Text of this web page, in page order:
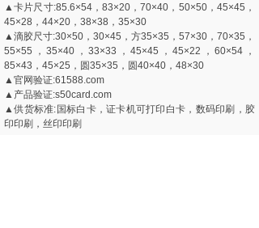
▲卡片尺寸:85.6×54，83×20，70×40，50×50，45×45，
45×28，44×20，38×38，35×30
▲滴胶尺寸:30×50，30×45，方35×35，57×30，70×35，
55×55，35×40，33×33，45×45，45×22，60×54，
85×43，45×25，圆35×35，圆40×40，48×30
▲官网验证:61588.com
▲产品验证:s50card.com
▲供货标准:国标白卡，证卡机可打印白卡，数码印刷，胶
印印刷，丝印印刷